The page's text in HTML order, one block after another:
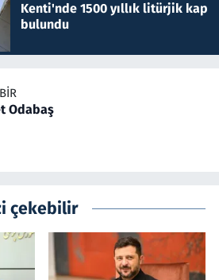
Kenti'nde 1500 yıllık litürjik kap
bulundu
Odabaş
çekebilir